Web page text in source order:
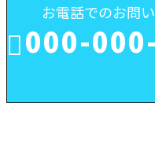
お電話でのお問
000-